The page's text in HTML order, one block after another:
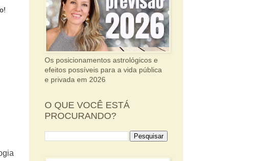
Os posicionamentos astrológicos e
efeitos possíveis para a vida pública
e privada em 2026
O QUE VOCÊ ESTÁ
PROCURANDO?